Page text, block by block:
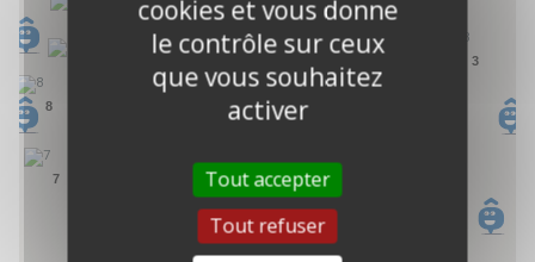
2
25
8
7
6
2
3
3
2
cookies et vous donne
le contrôle sur ceux
que vous souhaitez
activer
Tout accepter
Tout refuser